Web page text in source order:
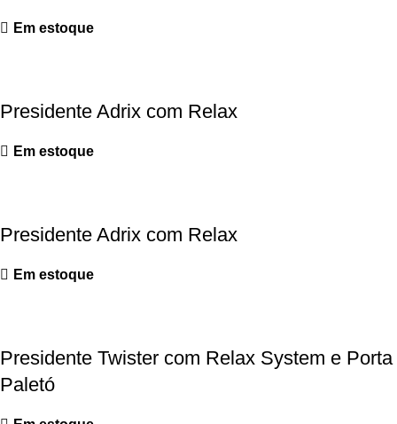
Em estoque
Presidente Adrix com Relax
Em estoque
Presidente Adrix com Relax
Em estoque
Presidente Twister com Relax System e Porta
Paletó